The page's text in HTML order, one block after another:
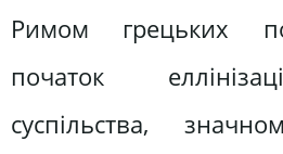
Римом грецьких
початок
суспільства,